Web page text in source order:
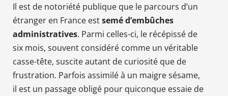
Il est de notoriété publique que le parcours d’un
étranger en France estsemé d’embûches
administratives. Parmi celles-ci, le récépissé de
six mois, souvent considéré comme un véritable
casse-tête, suscite autant de curiosité que de
frustration. Parfois assimilé à un maigre sésame,
il est un passage obligé pour quiconque essaie de